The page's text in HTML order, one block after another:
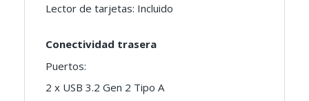
Lector de tarjetas: Incluido
Conectividad trasera
Puertos:
2 x USB 3.2 Gen 2 Tipo A